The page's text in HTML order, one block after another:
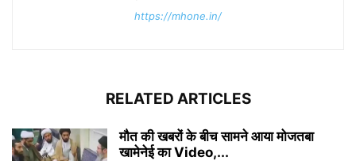
https://mhone.in/
RELATED ARTICLES
मौत की खबरों के बीच सामने आया मोजतबा
खामेनेई का Video,...